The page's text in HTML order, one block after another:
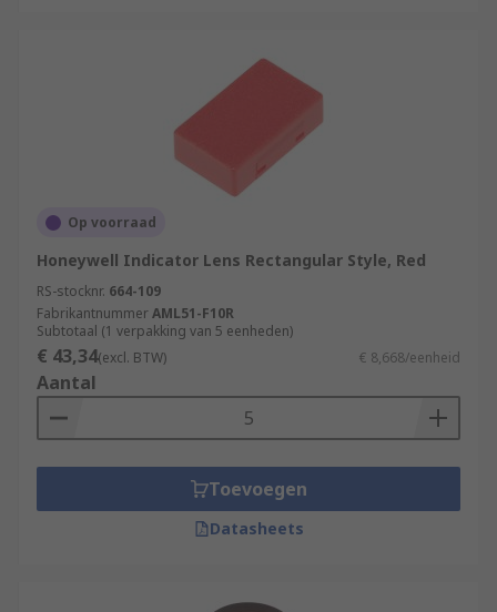
Op voorraad
Honeywell Indicator Lens Rectangular Style, Red
RS-stocknr. 664-109
FabrikantnummerAML51-F10R
Subtotaal (1 verpakking van 5 eenheden)
€ 43,34(excl. BTW) € 8,668/eenheid
Aantal
Toevoegen
Datasheets